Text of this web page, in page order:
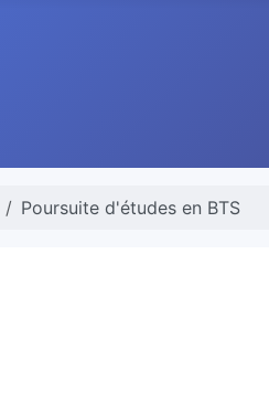
Poursuite d'études en BTS